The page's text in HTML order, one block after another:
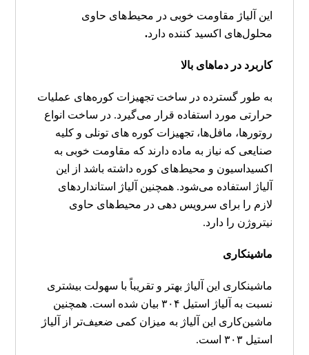
این آلیاژ مقاومت خوبی در محیط‌های حاوی
محلول‌های اکسید کننده دارد.
کاربرد در دماهای بالا
به طور گسترده در ساخت تجهیزات کوره‌های عملیات
حرارتی مورد استفاده قرار می‌گیرد. در ساخت انواع
روتورها، مافل‌ها، تجهیزات کوره های تونلی و کلیه
صنایعی که نیاز به ماده دارند که مقاومت خوبی به
اکسیداسیون و محیط‌های کوره داشته باشد از این
آلیاژ
استفاده می‌شود. همچنین آلیاژ استانداردهای
لازم را برای سرویس دهی در محیط‌های حاوی
نیتروژن را دارد.
ماشینکاری
ماشینکاری این آلیاژ بهتر و تقریباً با سهولت بیشتری
نسبت به آلیاژ استیل ۳۰۴ بیان شده است. همچنین
ماشین‌کاری این آلیاژ به میزان کمی ضعیف‌تر از آلیاژ
استیل ۳۰۳ است
.